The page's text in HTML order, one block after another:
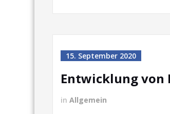
15. September 2020
Entwicklung von
in Allgemein